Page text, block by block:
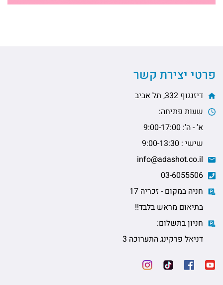
פרטי יצירת קשר
דיזנגוף 332, תל אביב
שעות פתיחה:
א' - ה': 9:00-17:00
שישי : 9:00-13:30
חניה במקום - זכריה 17
בתיאום מראש בלבד!!
חניון בתשלום:
דניאל פרקינג התערוכה 3